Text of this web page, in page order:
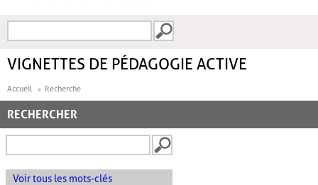
FORMULAIRE DE
VIGNETTES DE PÉDAGOGIE ACTIVE
Accueil Recherche
RECHERCHER
Voir tous les mots-clés